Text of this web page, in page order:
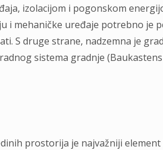
izolacijom i pogonskom
i mehaničke uređaje potrebno je
S druge strane, nadzemna je
sistema gradnje
prostorija je najvažniji